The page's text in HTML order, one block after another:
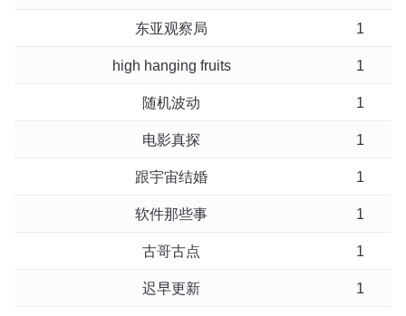
东亚观察局 1
high hanging fruits 1
随机波动 1
电影真探 1
跟宇宙结婚 1
软件那些事 1
古哥古点 1
迟早更新 1